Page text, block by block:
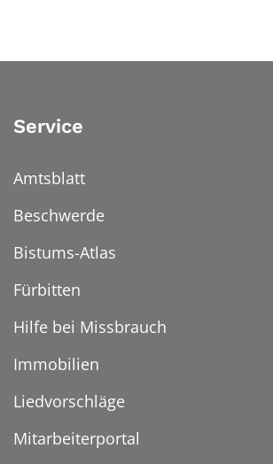
Service
Amtsblatt
Beschwerde
Bistums-Atlas
Fürbitten
Hilfe bei Missbrauch
Immobilien
Liedvorschläge
Mitarbeiterportal